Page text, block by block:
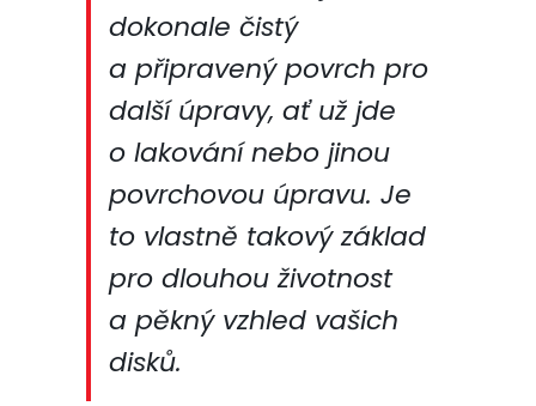
dokonale čistý
a připravený povrch pro
další úpravy, ať už jde
o lakování nebo jinou
povrchovou úpravu. Je
to vlastně takový základ
pro dlouhou životnost
a pěkný vzhled vašich
disků.